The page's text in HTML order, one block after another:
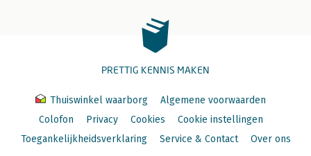
PRETTIG KENNIS MAKEN
Thuiswinkel waarborg
Algemene voorwaarden
Colofon
Privacy Cookies
Cookie instellingen
Toegankelijkheidsverklaring
Service & Contact Over ons